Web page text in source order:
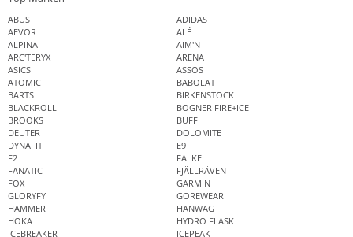
ABUS
ADIDAS
AEVOR
ALÉ
ALPINA
AIM'N
ARC'TERYX
ARENA
ASICS
ASSOS
ATOMIC
BABOLAT
BARTS
BIRKENSTOCK
BLACKROLL
BOGNER FIRE+ICE
BROOKS
BUFF
DEUTER
DOLOMITE
DYNAFIT
E9
F2
FALKE
FANATIC
FJÄLLRÄVEN
FOX
GARMIN
GLORYFY
GOREWEAR
HAMMER
HANWAG
HOKA
HYDRO FLASK
ICEBREAKER
ICEPEAK